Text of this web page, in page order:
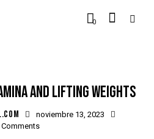
0
AND LIFTING WEIGHTS
noviembre 13, 2023
Comments